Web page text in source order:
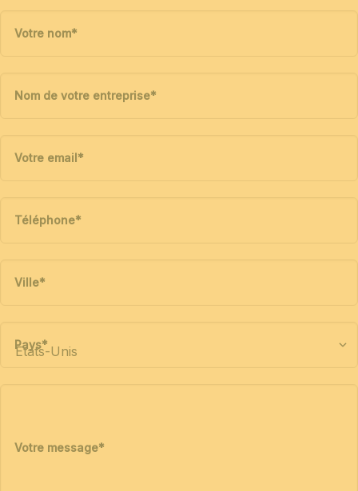
Votre nom*
Nom de votre entreprise*
Votre email*
Téléphone*
Ville*
Pays*
Votre message*